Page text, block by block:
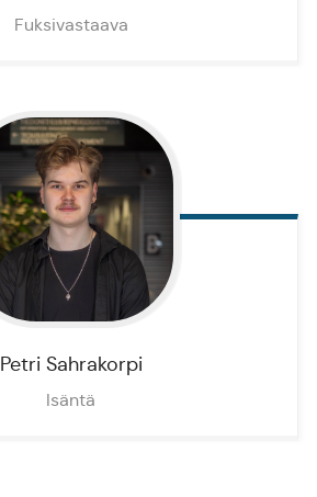
Fuksivastaava
Petri Sahrakorpi
Isäntä